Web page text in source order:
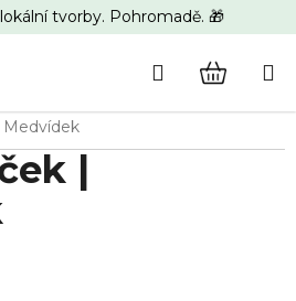
tvorby. Pohromadě. 🎁
Hledat
Medvídek
|